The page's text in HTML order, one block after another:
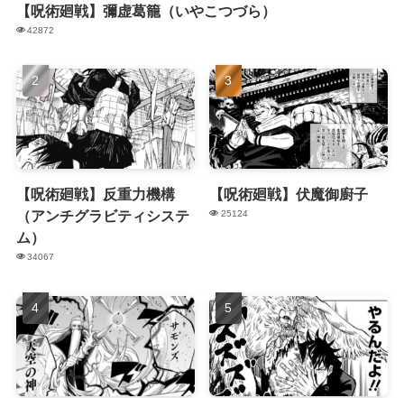
【呪術廻戦】彌虚葛籠（いやこつづら）
42872
【呪術廻戦】反重力機構
（アンチグラビティシステ
ム）
34067
【呪術廻戦】伏魔御廚子
25124